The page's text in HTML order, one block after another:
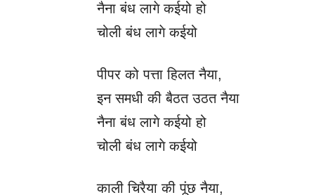
नैना बंध लागे कईयो हो
चोली बंध लागे कईयो
पीपर को पत्ता हिलत नैया,
इन समधी की बैठत उठत नैया
नैना बंध लागे कईयो हो
चोली बंध लागे कईयो
काली चिरैया की पूंछ नैया,